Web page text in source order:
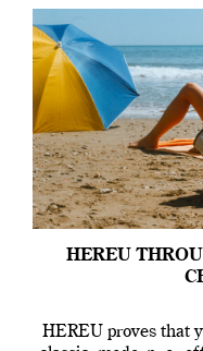
HEREU
HEREU proves that